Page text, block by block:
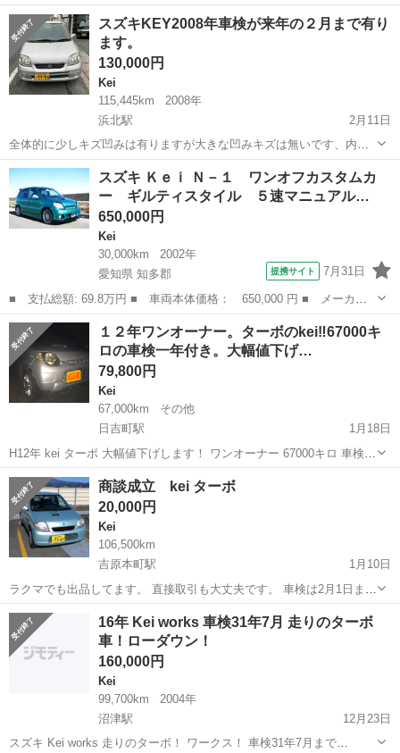
110000キロ走行 大切に乗ればまだまだ活躍します ボディのツヤあり
ます 小キズ,あり 現状渡し、保証無し ノークレーム ...
静岡 浜松市 菊川駅 車両
スズキKEY2008年車検が来年の２月まで有り
ます。
130,000円
Kei
115,445km
2008年
浜北駅
2月11日
全体的に少しキズ凹みは有りますが大きな凹みキズは無いです、内装
はそれなりの汚れが有ります、ナビは付いていませんがCDは付いてい
ますので音楽は聴けます、止まる曲がる走るは問題は無いですが、現
車を確認をお願いします、走行距離は1...
静岡 浜松市 浜北駅
スズキ Ｋｅｉ Ｎ－１ ワンオフカスタムカ
ー ギルティスタイル ５速マニュアル…
650,000円
Kei
30,000km
2002年
愛知県 知多郡
提携サイト 7月31日
■ 支払総額: 69.8万円 ■ 車両本体価格： 650,000 円 ■ メーカー
名： スズキ ■ 車種名： Ｋｅｉ ■ グレード名： Ｎ－１ ワン
オフカスタムカー ギルティスタイル ５速マニュアル ターボ タ
ケローズ改フ...
愛知 知多郡 Kei
１２年ワンオーナー。ターボのkei‼️67000キ
ロの車検一年付き。大幅値下げ…
79,800円
Kei
67,000km
その他
日吉町駅
1月18日
H12年 kei ターボ 大幅値下げします！ ワンオーナー 67000キロ 車検3
年２月までと一年付き‼️ ２WDになります‼️ 内装、外装とにかく綺麗‼️
静岡 静岡市 日吉町駅 Kei ターボ
商談成立 kei ターボ
20,000円
Kei
106,500km
吉原本町駅
1月10日
ラクマでも出品してます。 直接取引も大丈夫です。 車検は2月1日まで
あります。 車検は5万円くらいかかると思います。 無料点検で下回り
まったく問題ありません。 すごく綺麗ですねとサービスマンの方か
ら。 走る曲がる止まる...
静岡 吉原本町駅 Kei ラクマ
16年 Kei works 車検31年7月 走りのターボ
車！ローダウン！
160,000円
Kei
99,700km
2004年
沼津駅
12月23日
スズキ Kei works 走りのターボ！ ワークス！ 車検31年7月まで